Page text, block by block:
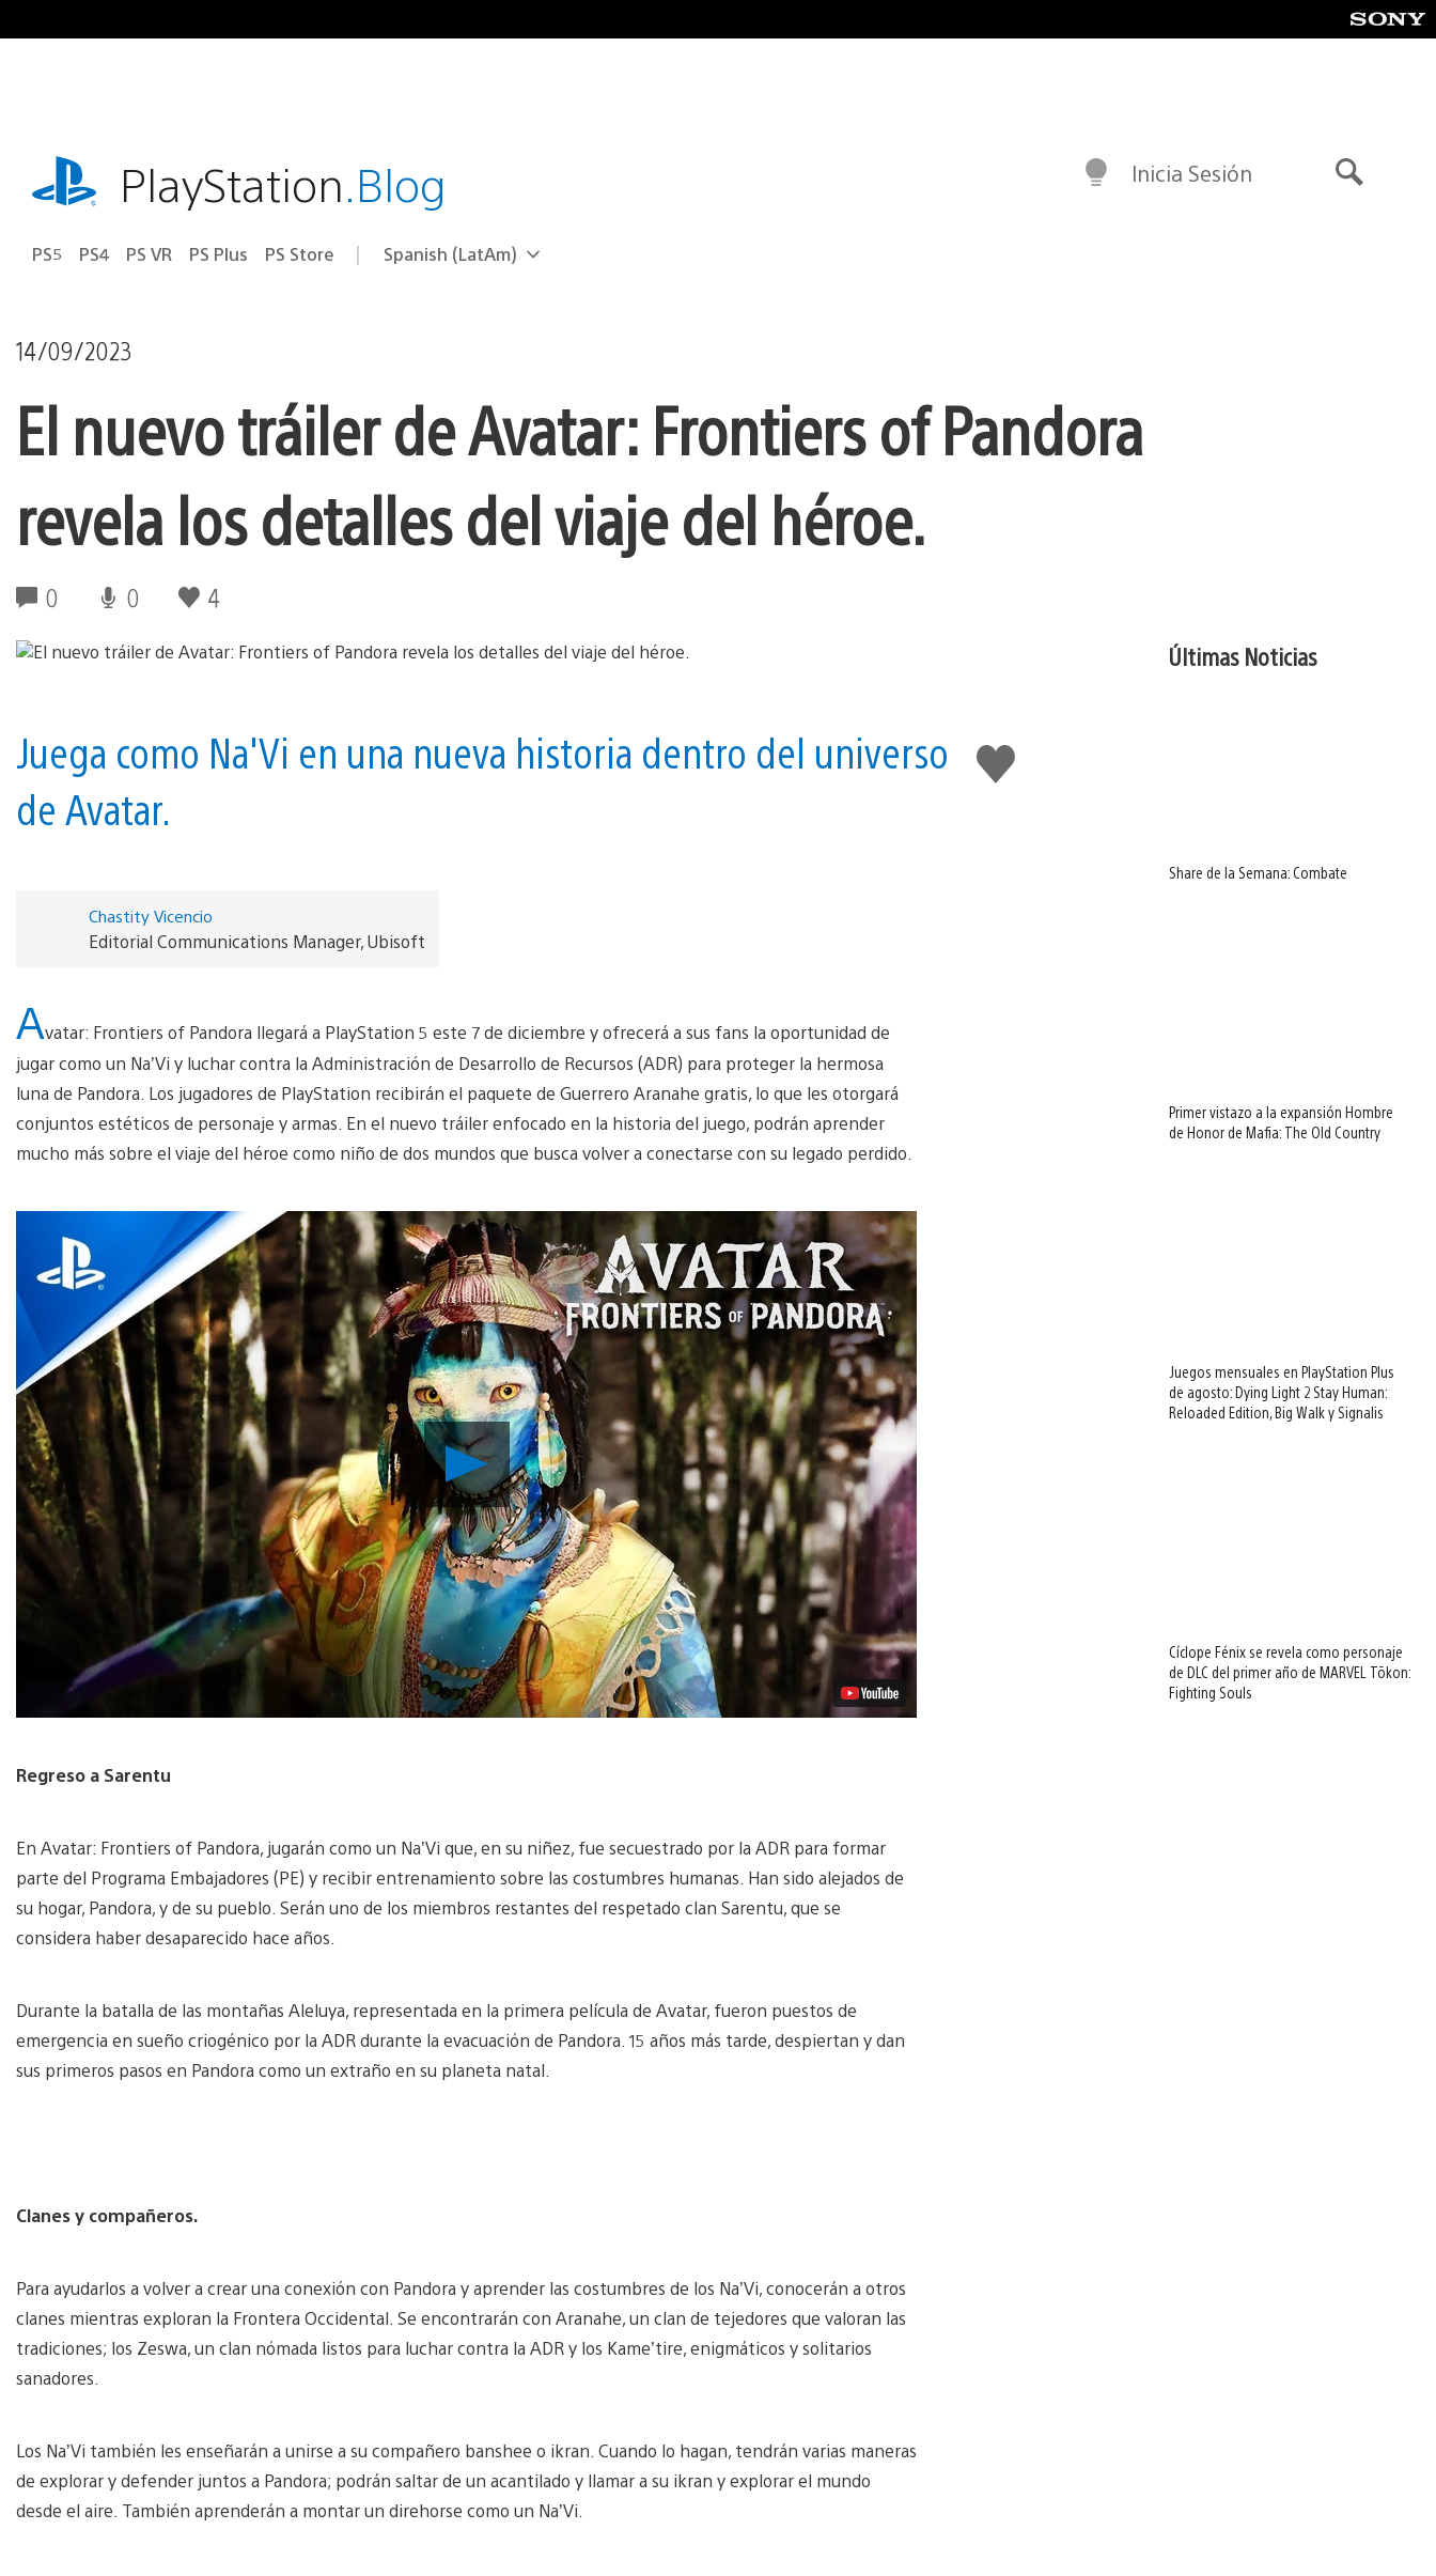
al
playstation.comPlayStation.Blog
PS5 PS4 PS VR PS Plus PS Store Elige
Región
Spanish (LatAm)
Inicia Sesión
14/09/2023
El nuevo tráiler de Avatar: Frontiers of Pandora
revela los detalles del viaje del héroe.
0 0 4
Me
gusta
Juega como Na'Vi en una nueva historia dentro del universo
de Avatar.
Chastity Vicencio
Editorial Communications Manager, Ubisoft
Avatar: Frontiers of Pandora llegará a PlayStation 5 este 7 de diciembre y ofrecerá a sus fans la oportunidad de
jugar como un Na’Vi y luchar contra la Administración de Desarrollo de Recursos (ADR) para proteger la hermosa
luna de Pandora. Los jugadores de PlayStation recibirán el paquete de Guerrero Aranahe gratis, lo que les otorgará
conjuntos estéticos de personaje y armas. En el nuevo tráiler enfocado en la historia del juego, podrán aprender
mucho más sobre el viaje del héroe como niño de dos mundos que busca volver a conectarse con su legado perdido.
Reproducir
Video
Regreso a Sarentu
En Avatar: Frontiers of Pandora, jugarán como un Na’Vi que, en su niñez, fue secuestrado por la ADR para formar
parte del Programa Embajadores (PE) y recibir entrenamiento sobre las costumbres humanas. Han sido alejados de
su hogar, Pandora, y de su pueblo. Serán uno de los miembros restantes del respetado clan Sarentu, que se
considera haber desaparecido hace años.
Durante la batalla de las montañas Aleluya, representada en la primera película de Avatar, fueron puestos de
emergencia en sueño criogénico por la ADR durante la evacuación de Pandora. 15 años más tarde, despiertan y dan
sus primeros pasos en Pandora como un extraño en su planeta natal.
Clanes y compañeros.
Para ayudarlos a volver a crear una conexión con Pandora y aprender las costumbres de los Na’Vi, conocerán a otros
clanes mientras exploran la Frontera Occidental. Se encontrarán con Aranahe, un clan de tejedores que valoran las
tradiciones; los Zeswa, un clan nómada listos para luchar contra la ADR y los Kame’tire, enigmáticos y solitarios
sanadores.
Los Na’Vi también les enseñarán a unirse a su compañero banshee o ikran. Cuando lo hagan, tendrán varias maneras
de explorar y defender juntos a Pandora; podrán saltar de un acantilado y llamar a su ikran y explorar el mundo
desde el aire. También aprenderán a montar un direhorse como un Na’Vi.
Últimas Noticias
Share de la Semana: Combate
Primer vistazo a la expansión Hombre
de Honor de Mafia: The Old Country
Juegos mensuales en PlayStation Plus
de agosto: Dying Light 2 Stay Human:
Reloaded Edition, Big Walk y Signalis
Cíclope Fénix se revela como personaje
de DLC del primer año de MARVEL Tōkon:
Fighting Souls